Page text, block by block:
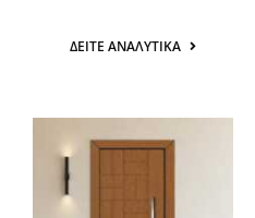
ΔΕΊΤΕ ΑΝΑΛΥΤΙΚΆ